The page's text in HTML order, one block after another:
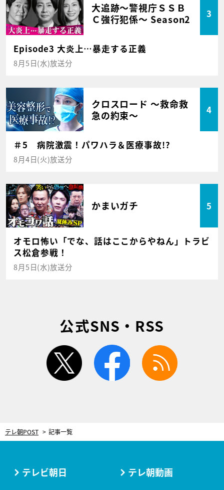
大追跡～警視庁ＳＳＢ
Ｃ強行犯係～ Season2
3
Episode3 大炎上…暴走する正義
8月5日(水)放送分
クロスロード ～救命救
急の約束～
4
＃5 病院激震！パワハラ＆医療事故!?
8月4日(火)放送分
かまいガチ 5
オモロ怖い「でな、話はここからやねん」トラビ
ス松倉参戦！
8月5日(水)放送分
公式SNS・RSS
twitter facebook
テレ朝POST 記事一覧
テレビ朝日 テレ朝動画